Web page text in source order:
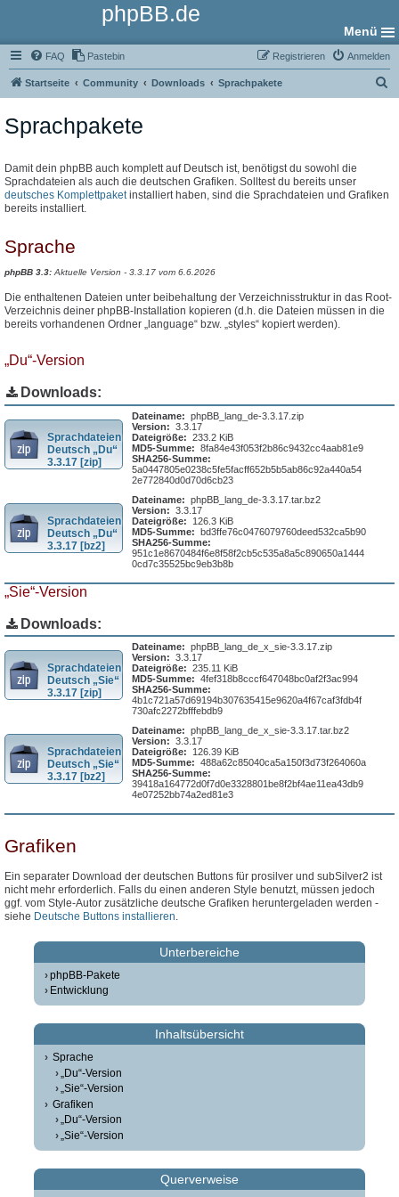
phpBB.de
Menü
FAQ Pastebin Anmelden
Registrieren
Startseite Community Downloads Sprachpakete
Sprachpakete
Damit dein phpBB auch komplett auf Deutsch ist, benötigst du sowohl die
Sprachdateien als auch die deutschen Grafiken. Solltest du bereits unser
deutsches Komplettpaketinstalliert haben, sind die Sprachdateien und Grafiken
bereits installiert.
Sprache
phpBB 3.3:Aktuelle Version - 3.3.17 vom 6.6.2026
Die enthaltenen Dateien unter beibehaltung der Verzeichnisstruktur in das Root-
Verzeichnis deiner phpBB-Installation kopieren (d.h. die Dateien müssen in die
bereits vorhandenen Ordner „language“ bzw. „styles“ kopiert werden).
„Du“-Version
Downloads:
Sprachdateien
Deutsch „Du“
3.3.17 [zip]
Dateiname: phpBB_lang_de-3.3.17.zip
Version: 3.3.17
Dateigröße: 233.2 KiB
MD5-Summe: 8fa84e43f053f2b86c9432cc4aab81e9
SHA256-Summe:
5a0447805e0238c5fe5facff652b5b5ab86c92a440a54
2e772840d0d70d6cb23
Sprachdateien
Deutsch „Du“
3.3.17 [bz2]
Dateiname: phpBB_lang_de-3.3.17.tar.bz2
Version: 3.3.17
Dateigröße:
126.3 KiB
MD5-Summe: bd3ffe76c0476079760deed532ca5b90
SHA256-Summe:
951c1e8670484f6e8f58f2cb5c535a8a5c890650a1444
0cd7c35525bc9eb3b8b
„Sie“-Version
Downloads:
Sprachdateien
Deutsch „Sie“
3.3.17 [zip]
Dateiname: phpBB_lang_de_x_sie-3.3.17.zip
Version: 3.3.17
Dateigröße: 235.11 KiB
MD5-Summe: 4fef318b8cccf647048bc0af2f3ac994
SHA256-Summe:
4b1c721a57d69194b307635415e9620a4f67caf3fdb4f
730afc2272bfffebdb9
Sprachdateien
Deutsch „Sie“
3.3.17 [bz2]
Dateiname: phpBB_lang_de_x_sie-3.3.17.tar.bz2
Version: 3.3.17
Dateigröße:
126.39 KiB
MD5-Summe: 488a62c85040ca5a150f3d73f264060a
SHA256-Summe:
39418a164772d0f7d0e3328801be8f2bf4ae11ea43db9
4e07252bb74a2ed81e3
Grafiken
Ein separater Download der deutschen Buttons für prosilver und subSilver2 ist
nicht mehr erforderlich. Falls du einen anderen Style benutzt, müssen jedoch
ggf. vom Style-Autor zusätzliche deutsche Grafiken heruntergeladen werden -
siehe Deutsche Buttons installieren.
Unterbereiche
phpBB-Pakete
Entwicklung
Inhaltsübersicht
Sprache
„Du“-Version
„Sie“-Version
Grafiken
„Du“-Version
„Sie“-Version
Querverweise